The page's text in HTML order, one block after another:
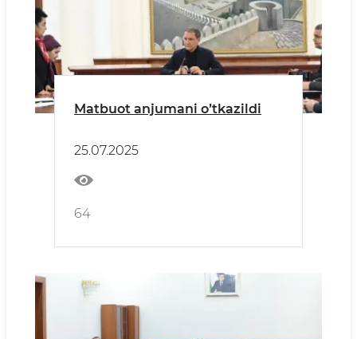
Matbuot anjumani oʼtkazildi
25.07.2025
64